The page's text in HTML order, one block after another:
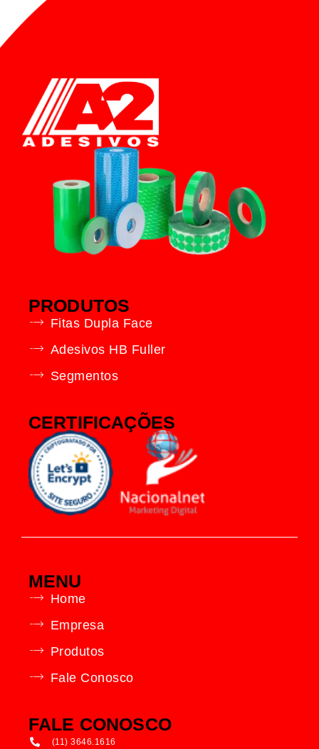
PRODUTOS
Fitas Dupla Face
Adesivos HB Fuller
Segmentos
CERTIFICAÇÕES
MENU
Home
Empresa
Produtos
Fale Conosco
FALE CONOSCO
(11) 3646.1616